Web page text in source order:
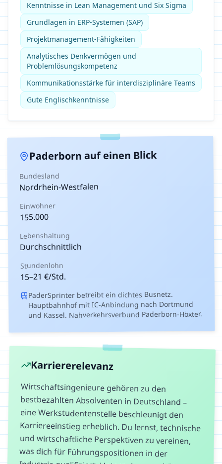
Kenntnisse in Lean Management und Six Sigma
Grundlagen in ERP-Systemen (SAP)
Projektmanagement-Fähigkeiten
Analytisches Denkvermögen und
Problemlösungskompetenz
Kommunikationsstärke für interdisziplinäre Teams
Gute Englischkenntnisse
Paderborn auf einen Blick
Bundesland
Nordrhein-Westfalen
Einwohner
155.000
Lebenshaltung
Durchschnittlich
Stundenlohn
15–21 €/Std.
PaderSprinter betreibt ein dichtes Busnetz.
Hauptbahnhof mit IC-Anbindung nach Dortmund
und Kassel. Nahverkehrsverbund Paderborn-Höxter.
Karriererelevanz
Wirtschaftsingenieure gehören zu den
bestbezahlten Absolventen in Deutschland –
eine Werkstudentenstelle beschleunigt den
Karriereeinstieg erheblich. Du lernst, technische
und wirtschaftliche Perspektiven zu vereinen,
was dich für Führungspositionen in der
Industrie qualifiziert. Unternehmen schätzen
Werkstudenten, die bewiesen haben, dass sie
beide Welten verstehen und Projekte